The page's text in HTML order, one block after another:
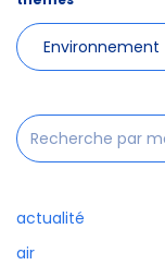
actualité
air